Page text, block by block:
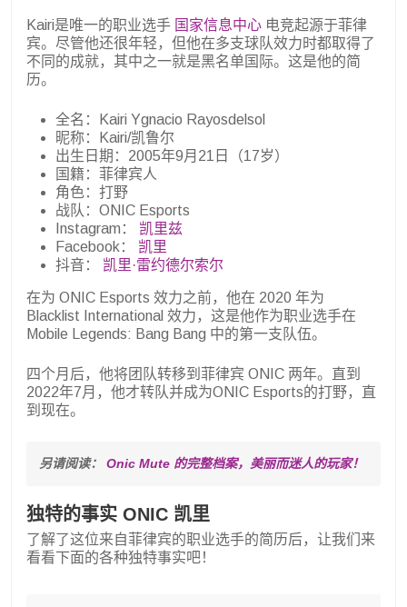
Kairi是唯一的职业选手 国家信息中心 电竞起源于菲律
宾。尽管他还很年轻，但他在多支球队效力时都取得了
不同的成就，其中之一就是黑名单国际。这是他的简
历。
全名：Kairi Ygnacio Rayosdelsol
昵称：Kairi/凯鲁尔
出生日期：2005年9月21日（17岁）
国籍：菲律宾人
角色：打野
战队：ONIC Esports
Instagram： 凯里兹
Facebook： 凯里
抖音： 凯里·雷约德尔索尔
在为 ONIC Esports 效力之前，他在 2020 年为
Blacklist International 效力，这是他作为职业选手在
Mobile Legends: Bang Bang 中的第一支队伍。
四个月后，他将团队转移到菲律宾 ONIC 两年。直到
2022年7月，他才转队并成为ONIC Esports的打野，直
到现在。
另请阅读： Onic Mute 的完整档案，美丽而迷人的玩家！
独特的事实 ONIC 凯里
了解了这位来自菲律宾的职业选手的简历后，让我们来
看看下面的各种独特事实吧！